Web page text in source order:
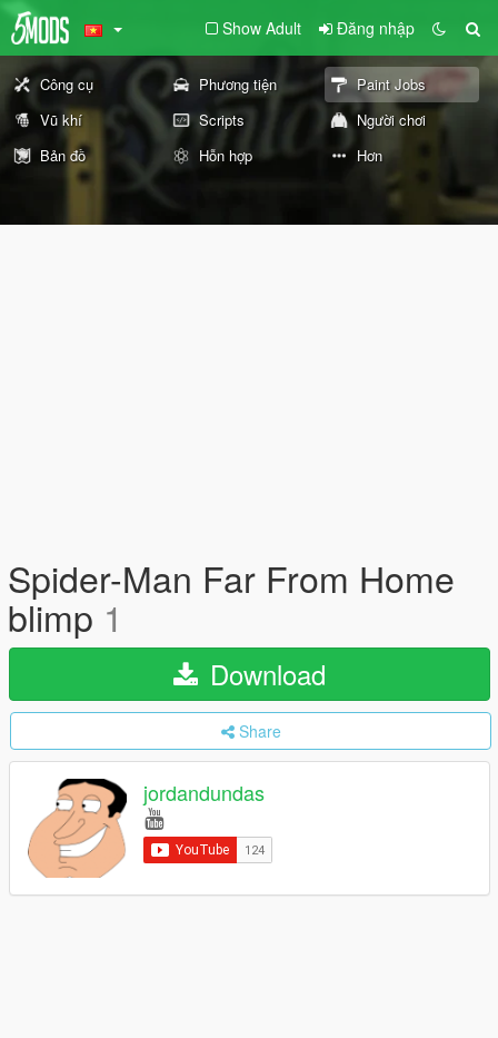
Show Adult Đăng nhập
Công cụ Phương tiện
Paint Jobs
Vũ khí
Scripts
Người chơi
Bản đồ
Hỗn hợp Hơn
Spider-Man Far From Home
blimp 1
Download
Share
jordandundas